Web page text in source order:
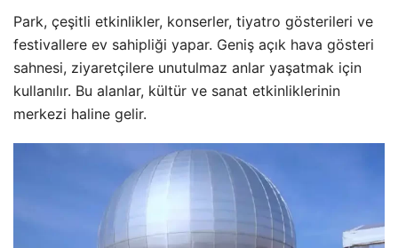
Park, çeşitli etkinlikler, konserler, tiyatro gösterileri ve
festivallere ev sahipliği yapar. Geniş açık hava gösteri
sahnesi, ziyaretçilere unutulmaz anlar yaşatmak için
kullanılır. Bu alanlar, kültür ve sanat etkinliklerinin
merkezi haline gelir.